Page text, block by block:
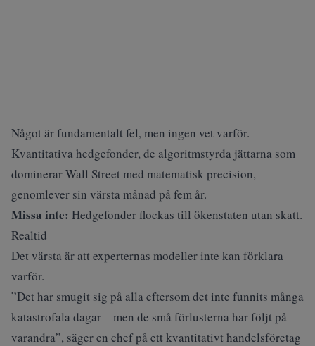
Något är fundamentalt fel, men ingen vet varför.
Kvantitativa hedgefonder, de algoritmstyrda jättarna som
dominerar Wall Street med matematisk precision,
genomlever sin värsta månad på fem år.
Missa inte: Hedgefonder flockas till ökenstaten utan skatt.
Realtid
Det värsta är att experternas modeller inte kan förklara
varför.
”Det har smugit sig på alla eftersom det inte funnits många
katastrofala dagar – men de små förlusterna har följt på
varandra”, säger en chef på ett kvantitativt handelsföretag